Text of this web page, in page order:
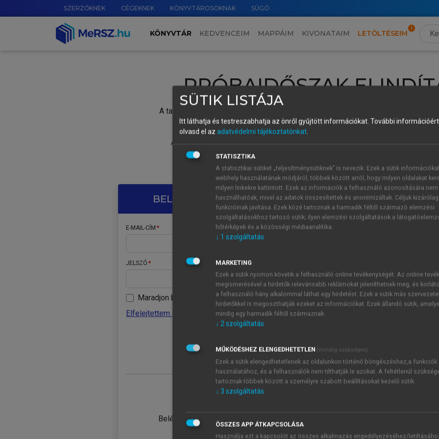
SZERZŐKNEK CÉGEKNEK KÖNYVTÁROSOKNAK SÚGÓ
KÖNYVTÁR KEDVENCEIM MAPPÁIM KIVONATAIM LETÖLTÉSEIM
PRÓBAIDŐSZAK
A tartalom megtekintéséhez lépj be a saját fiókoddal, iskolai azonosítóddal vagy
Új felhasználóként1 óra díjmentes hozzáférésrevagy
A próbaidőszak elindításához,
vagy hozz
A regisztráció után a
BELÉPÉS SAJÁT FIÓKKAL
E-MAIL-CÍM
JELSZÓ
Maradjon belépve
Elfelejtettem a jelszavamat
Belépés intézményi azonosítóval
ÚJ FIÓK
1 óra
JELSZÓ
Kérek értesítést a MeRSZ
Kérek értesítést az
SÜTIK LISTÁJA
Itt láthatja és testreszabhatja az önről gyűjtött információkat. További
olvasd el az adatvédelmi tájékoztatónkat.
STATISZTIKA
A statisztikai sütiket „teljesítménysütiknek” is nevezik. Ezek a sütik
webhely használatának módjáról, többek között arról, hogy milyen oldalakat
milyen linkekre kattintott. Ezek az információk a felhasználó azonosítására nem
használhatóak, mivel az adatok összesítettek és anonimizáltak. Céljuk
funkcióinak javítása. Ezek közé tartoznak a harmadik féltől származó elemzési
szolgáltatásokhoz tartozó sütik; ilyen elemzési szolgáltatások a
hőtérképek és a közösségi médiaanalitika.
↓ 1 szolgáltatás
MARKETING
Ezek a sütik nyomon követik a felhasználó online tevékenységét. Az online
megismerésével a hirdetők relevánsabb reklámokat jeleníthetnek meg, és
a felhasználó hány alkalommal láthat egy hirdetést. Ezek a sütik más
hirdetőkkel is megoszthatják ezeket az információkat. Ezek állandó sütik,
mindig egy harmadik féltől származnak.
↓ 2szolgáltatás
MŰKÖDÉSHEZ ELENGEDHETETLEN (mindig szükséges)
Ezek a sütik elengedhetetlenek az oldalunkon történő böngészéshez,a funkciók
használatához, és a felhasználók nem tilthatják le azokat. A feltétlenül
tartoznak többek között a személyre szabott beállításokat kezelő sütik.
↓ 3 szolgáltatás
ÖSSZES APP ÁTKAPCSOLÁSA
Használja ezt a kapcsolót az összes alkalmazás engedélyezéséhez/